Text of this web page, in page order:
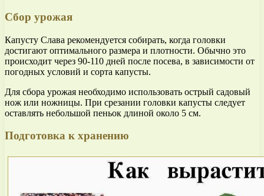
Сбор урожая
Капусту Слава рекомендуется собирать, когда головки
достигают оптимального размера и плотности. Обычно это
происходит через 90-110 дней после посева, в зависимости от
погодных условий и сорта капусты.
Для сбора урожая необходимо использовать острый садовый
нож или ножницы. При срезании головки капусты следует
оставлять небольшой пеньок длиной около 5 см.
Подготовка к хранению